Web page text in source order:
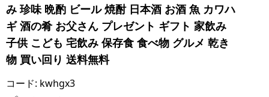
み 珍味 晩酌 ビール 焼酎 日本酒 お酒 魚 カワハ
ギ 酒の肴 お父さん プレゼント ギフト 家飲み
子供 こども 宅飲み 保存食 食べ物 グルメ 乾き
物 買い回り 送料無料
コード: kwhgx3